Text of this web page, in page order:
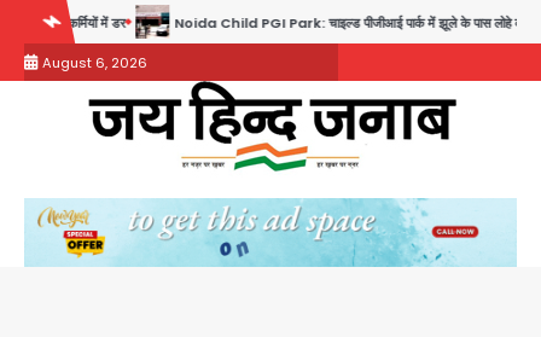
content
Noida Child PGI Park: चाइल्ड पीजीआई पार्क में झूले के पास लोहे की ग्रिल में उतरा करंट, 7 साल के बच्चे
August 6, 2026